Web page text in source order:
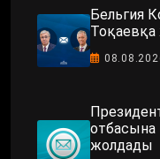
Бельгия
отбасына
жолдады